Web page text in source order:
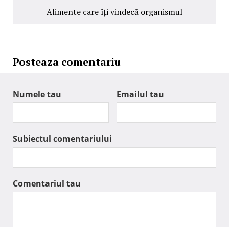
Alimente care îți vindecă organismul
Posteaza comentariu
Numele tau Emailul tau
Subiectul comentariului
Comentariul tau